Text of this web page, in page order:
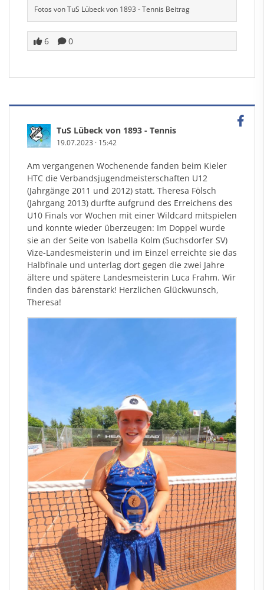
Fotos von TuS Lübeck von 1893 - Tennis Beitrag
6 0
TuS Lübeck von 1893 - Tennis
19.07.2023 · 15:42
Am vergangenen Wochenende fanden beim Kieler
HTC die Verbandsjugendmeisterschaften U12
(Jahrgänge 2011 und 2012) statt. Theresa Fölsch
(Jahrgang 2013) durfte aufgrund des Erreichens des
U10 Finals vor Wochen mit einer Wildcard mitspielen
und konnte wieder überzeugen: Im Doppel wurde
sie an der Seite von Isabella Kolm (Suchsdorfer SV)
Vize-Landesmeisterin und im Einzel erreichte sie das
Halbfinale und unterlag dort gegen die zwei Jahre
ältere und spätere Landesmeisterin Luca Frahm. Wir
finden das bärenstark! Herzlichen Glückwunsch,
Theresa!